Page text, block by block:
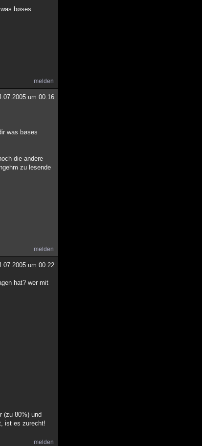
bøses
melden
um 00:16
was bøses
die andere
zu lesende
melden
um 00:22
hat? wer mit
(zu 80%) und
ist es zurecht!
melden